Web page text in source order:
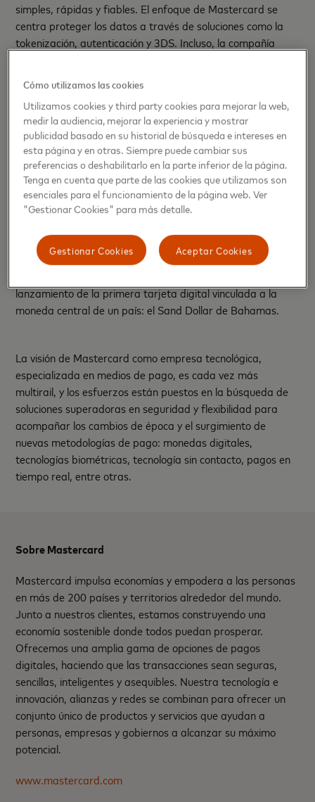
simples, rápidas y fiables. El enfoque de Mastercard se
centra proteger los datos a través de soluciones como la
tokenización, autenticación y 3DS. Incluso, la compañía
analizar “biometría pasiva” que considera cómo una
persona escribe, sostiene su teléfono, mueve su mouse o
dónde está usando su teléfono, para anticipar y prevenir
transacciones fraudulentas en el comercio electrónico.
Monedas digitales
Como parte de su estrategia a largo plazo para habilitar
todo tipo de pagos, Mastercard ha estado invirtiendo en
monedas digitales. Así es como apoya a gobiernos y bancos
centrales de todo el mundo mientras exploran, prueban e
lanzamiento de la primera tarjeta digital vinculada a la
moneda central de un país: el Sand Dollar de Bahamas.
La visión de Mastercard como empresa tecnológica,
especializada en medios de pago, es cada vez más
multirail, y los esfuerzos están puestos en la búsqueda de
soluciones superadoras en seguridad y flexibilidad para
acompañar los cambios de época y el surgimiento de
nuevas metodologías de pago: monedas digitales,
tecnologías biométricas, tecnología sin contacto, pagos en
tiempo real, entre otras.
Sobre Mastercard
Mastercard impulsa economías y empodera a las personas
en más de 200 países y territorios alrededor del mundo.
Junto a nuestros clientes, estamos construyendo una
economía sostenible donde todos puedan prosperar.
Ofrecemos una amplia gama de opciones de pagos
digitales, haciendo que las transacciones sean seguras,
sencillas, inteligentes y asequibles. Nuestra tecnología e
innovación, alianzas y redes se combinan para ofrecer un
conjunto único de productos y servicios que ayudan a
personas, empresas y gobiernos a alcanzar su máximo
potencial.
www.mastercard.com
Cómo utilizamos las cookies
Utilizamos cookies y third party cookies para mejorar la web,
medir la audiencia, mejorar la experiencia y mostrar
publicidad basado en su historial de búsqueda e intereses en
esta página y en otras. Siempre puede cambiar sus
preferencias o deshabilitarlo en la parte inferior de la página.
Tenga en cuenta que parte de las cookies que utilizamos son
esenciales para el funcionamiento de la página web. Ver
"Gestionar Cookies" para más detalle.
Aceptar Cookies
Gestionar Cookies